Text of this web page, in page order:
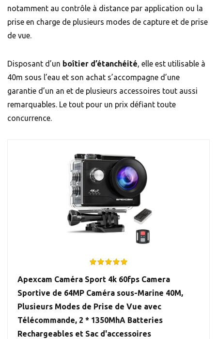
notamment au contrôle à distance par application ou la
prise en charge de plusieurs modes de capture et de prise
de vue.
Disposant d’un boîtier d’étanchéité, elle est utilisable à
40m sous l’eau et son achat s’accompagne d’une
garantie d’un an et de plusieurs accessoires tout aussi
remarquables. Le tout pour un prix défiant toute
concurrence.
Apexcam Caméra Sport 4k 60fps Camera
Sportive de 64MP Caméra sous-Marine 40M,
Plusieurs Modes de Prise de Vue avec
Télécommande, 2 * 1350MhA Batteries
Rechargeables et Sac d'accessoires